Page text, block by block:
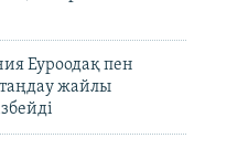
Еуроодақ пен
жайлы